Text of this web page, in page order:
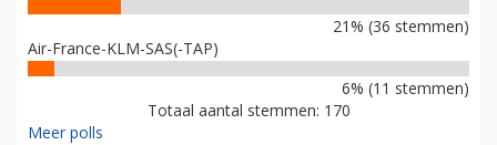
21% (36 stemmen)
Air-France-KLM-SAS(-TAP)
6% (11 stemmen)
Totaal aantal stemmen: 170
Meer polls